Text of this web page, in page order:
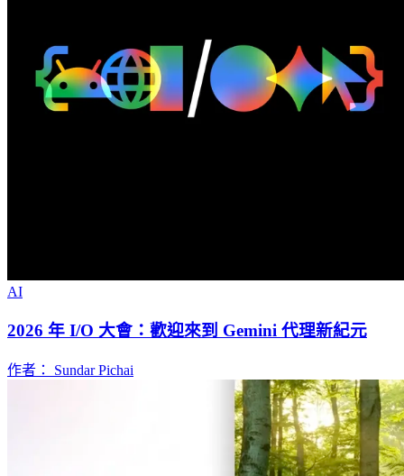
AI
2026 年 I/O 大會：歡迎來到 Gemini 代理新紀元
作者： Sundar Pichai